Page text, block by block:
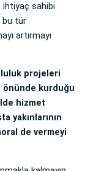
ihtiyaç sahibi
bu tür
artırmayı
projeleri
önünde kurduğu
hizmet
yakınlarının
de vermeyi